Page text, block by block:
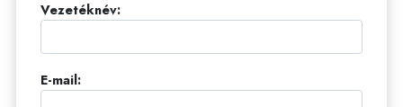
Vezetéknév:
E-mail: